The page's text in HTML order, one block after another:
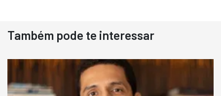
Também pode te interessar